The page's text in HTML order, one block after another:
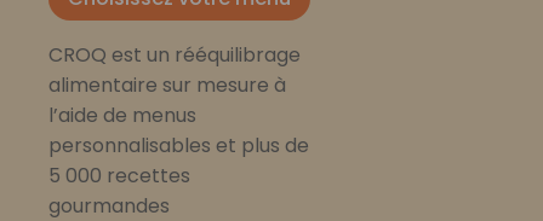
CROQ est un rééquilibrage
alimentaire sur mesure à
l’aide de menus
personnalisables et plus de
5 000 recettes
gourmandes